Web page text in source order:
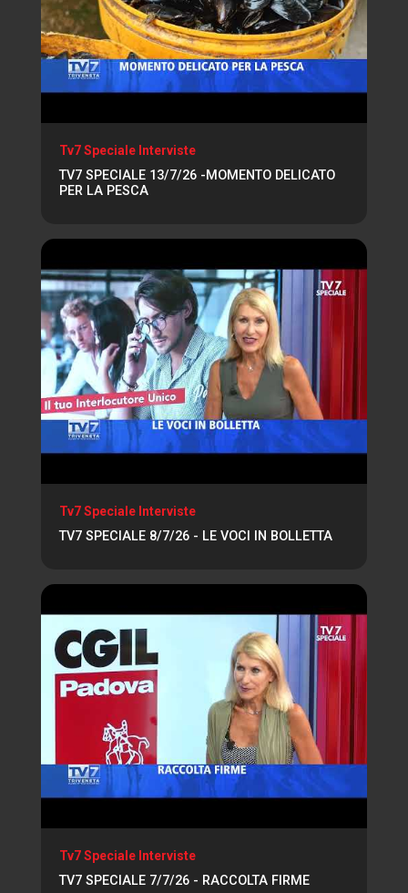
Tv7 Speciale Interviste
TV7 SPECIALE 13/7/26 -MOMENTO DELICATO
PER LA PESCA
Tv7 Speciale Interviste
TV7 SPECIALE 8/7/26 - LE VOCI IN BOLLETTA
Tv7 Speciale Interviste
TV7 SPECIALE 7/7/26 - RACCOLTA FIRME